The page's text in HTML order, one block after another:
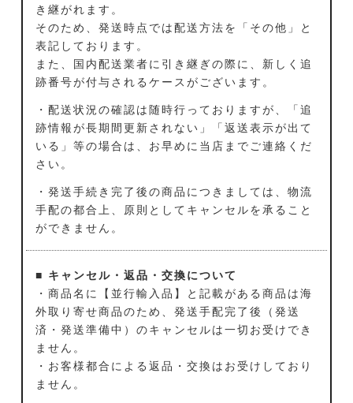
き継がれます。
そのため、発送時点では配送方法を「その他」と
表記しております。
また、国内配送業者に引き継ぎの際に、新しく追
跡番号が付与されるケースがございます。
・配送状況の確認は随時行っておりますが、「追
跡情報が長期間更新されない」「返送表示が出て
いる」等の場合は、お早めに当店までご連絡くだ
さい。
・発送手続き完了後の商品につきましては、物流
手配の都合上、原則としてキャンセルを承ること
ができません。
■ キャンセル・返品・交換について
・商品名に【並行輸入品】と記載がある商品は海
外取り寄せ商品のため、発送手配完了後（発送
済・発送準備中）のキャンセルは一切お受けでき
ません。
・お客様都合による返品・交換はお受けしており
ません。